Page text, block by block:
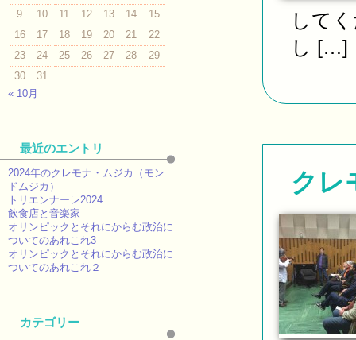
して
し […]
クレ
9
10 11 12 13 14
15
16
17 18 19 20 21
22
23
24 25 26 27 28
29
30
31
« 10月
最近のエントリ
2024年のクレモナ・ムジカ（モン
ドムジカ）
トリエンナーレ2024
飲食店と音楽家
オリンピックとそれにからむ政治に
ついてのあれこれ3
オリンピックとそれにからむ政治に
ついてのあれこれ２
カテゴリー